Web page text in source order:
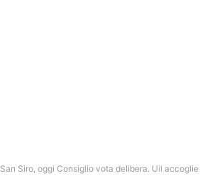
San Siro, oggi Consiglio vota delibera. Uil accoglie